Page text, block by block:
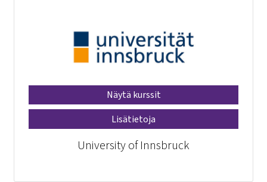
Näytä kurssit
Lisätietoja
University of Innsbruck